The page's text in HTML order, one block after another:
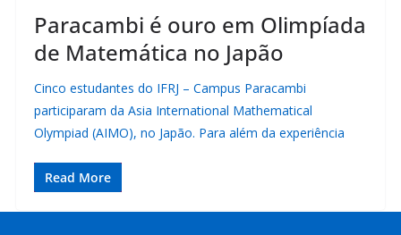
Paracambi é ouro em Olimpíada
de Matemática no Japão
Cinco estudantes do IFRJ – Campus Paracambi
participaram da Asia International Mathematical
Olympiad (AIMO), no Japão. Para além da experiência
Read More